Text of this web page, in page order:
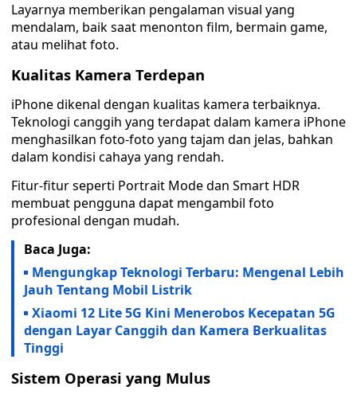
Layarnya memberikan pengalaman visual yang
mendalam, baik saat menonton film, bermain game,
atau melihat foto.
Kualitas Kamera Terdepan
iPhone dikenal dengan kualitas kamera terbaiknya.
Teknologi canggih yang terdapat dalam kamera iPhone
menghasilkan foto-foto yang tajam dan jelas, bahkan
dalam kondisi cahaya yang rendah.
Fitur-fitur seperti Portrait Mode dan Smart HDR
membuat pengguna dapat mengambil foto
profesional dengan mudah.
Baca Juga:
Mengungkap Teknologi Terbaru: Mengenal Lebih
Jauh Tentang Mobil Listrik
Xiaomi 12 Lite 5G Kini Menerobos Kecepatan 5G
dengan Layar Canggih dan Kamera Berkualitas
Tinggi
Sistem Operasi yang Mulus